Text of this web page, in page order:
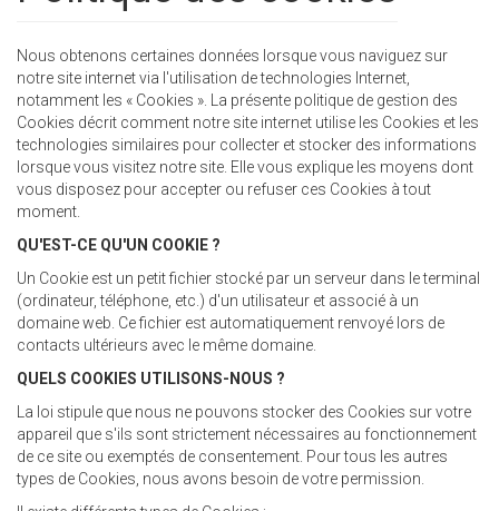
Nous obtenons certaines données lorsque vous naviguez sur
notre site internet via l'utilisation de technologies Internet,
notamment les « Cookies ». La présente politique de gestion des
Cookies décrit comment notre site internet utilise les Cookies et les
technologies similaires pour collecter et stocker des informations
lorsque vous visitez notre site. Elle vous explique les moyens dont
vous disposez pour accepter ou refuser ces Cookies à tout
moment.
QU'EST-CE QU'UN COOKIE ?
Un Cookie est un petit fichier stocké par un serveur dans le terminal
(ordinateur, téléphone, etc.) d'un utilisateur et associé à un
domaine web. Ce fichier est automatiquement renvoyé lors de
contacts ultérieurs avec le même domaine.
QUELS COOKIES UTILISONS-NOUS ?
La loi stipule que nous ne pouvons stocker des Cookies sur votre
appareil que s'ils sont strictement nécessaires au fonctionnement
de ce site ou exemptés de consentement. Pour tous les autres
types de Cookies, nous avons besoin de votre permission.